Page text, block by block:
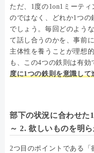
ただ、1度の1on1ミーテ
のではなく、どれか1つ
でしょう。毎回どのよう
て話し合うのかを、事前
主体性を養うことが理想
も、この4つの鉄則は有
度に1つの鉄則を意識して
部下の状況に合わせた
～ 2. 欲しいものを明
2つ目のポイントである「